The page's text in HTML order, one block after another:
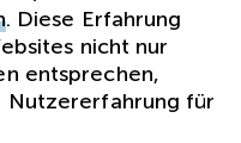
. Diese Erfahrung
nicht nur
entsprechen,
Nutzererfahrung für